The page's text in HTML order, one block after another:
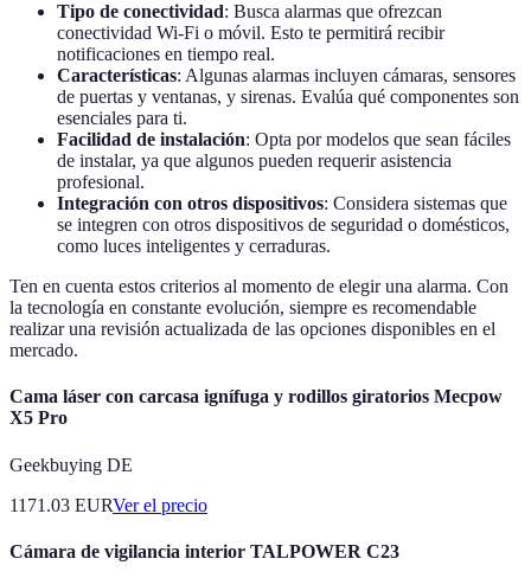
Tipo de conectividad: Busca alarmas que ofrezcan
conectividad Wi-Fi o móvil. Esto te permitirá recibir
notificaciones en tiempo real.
Características: Algunas alarmas incluyen cámaras, sensores
de puertas y ventanas, y sirenas. Evalúa qué componentes son
esenciales para ti.
Facilidad de instalación: Opta por modelos que sean fáciles
de instalar, ya que algunos pueden requerir asistencia
profesional.
Integración con otros dispositivos: Considera sistemas que
se integren con otros dispositivos de seguridad o domésticos,
como luces inteligentes y cerraduras.
Ten en cuenta estos criterios al momento de elegir una alarma. Con
la tecnología en constante evolución, siempre es recomendable
realizar una revisión actualizada de las opciones disponibles en el
mercado.
Cama láser con carcasa ignífuga y rodillos giratorios Mecpow
X5 Pro
Geekbuying DE
1171.03 EURVer el precio
Cámara de vigilancia interior TALPOWER C23